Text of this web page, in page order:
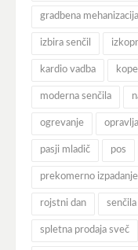
gradbena mehanizacija
izbira senčil
kardio vadba kopel
moderna senčila
ogrevanje
pasji mladič pos
prekomerno izpadanje
rojstni dan senčila
spletna prodaja sveč